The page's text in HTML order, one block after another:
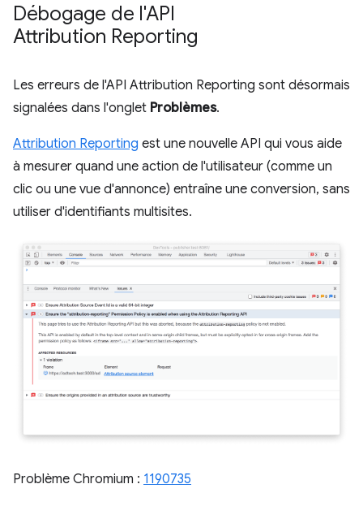
Débogage de l'API
Attribution Reporting
Les erreurs de l'API Attribution Reporting sont désormais
signalées dans l'onglet Problèmes.
Attribution Reporting est une nouvelle API qui vous aide
à mesurer quand une action de l'utilisateur (comme un
clic ou une vue d'annonce) entraîne une conversion, sans
utiliser d'identifiants multisites.
Problème Chromium : 1190735